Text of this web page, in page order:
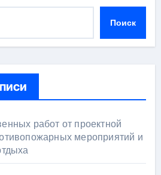
Поиск
работ от проектной
мероприятий и